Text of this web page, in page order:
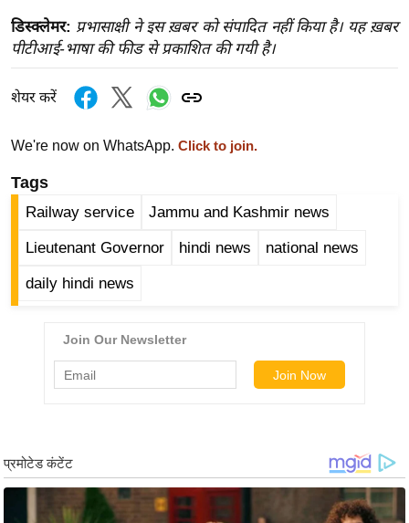
ऑ
टो
व
र्ल्ड
ज
ब्री
फ
नो
वु
ड
डिस्क्लेमर: प्रभासाक्षी ने इस ख़बर को संपादित नहीं किया है। यह ख़बर
पीटीआई-भाषा की फीड से प्रकाशित की गयी है।
शेयर करें
We're now on WhatsApp. Click to join.
Tags
Railway service Jammu and Kashmir news
Lieutenant Governor hindi news national news
daily hindi news